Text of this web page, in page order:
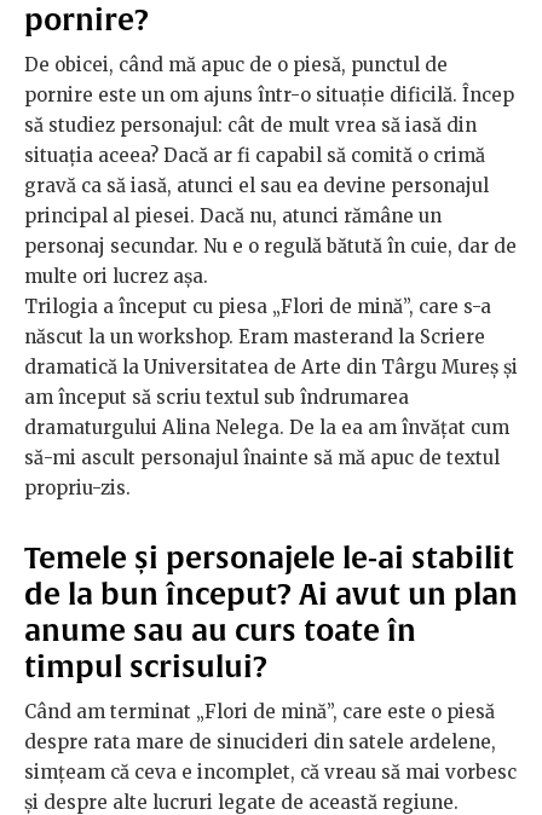
pornire?
De obicei, când mă apuc de o piesă, punctul de
pornire este un om ajuns într-o situație dificilă. Încep
să studiez personajul: cât de mult vrea să iasă din
situația aceea? Dacă ar fi capabil să comită o crimă
gravă ca să iasă, atunci el sau ea devine personajul
principal al piesei. Dacă nu, atunci rămâne un
personaj secundar. Nu e o regulă bătută în cuie, dar de
multe ori lucrez așa.
Trilogia a început cu piesa „Flori de mină”, care s-a
născut la un workshop. Eram masterand la Scriere
dramatică la Universitatea de Arte din Târgu Mureș și
am început să scriu textul sub îndrumarea
dramaturgului Alina Nelega. De la ea am învățat cum
să-mi ascult personajul înainte să mă apuc de textul
propriu-zis.
Temele și personajele le-ai stabilit
de la bun început? Ai avut un plan
anume sau au curs toate în
timpul scrisului?
Când am terminat „Flori de mină”, care este o piesă
despre rata mare de sinucideri din satele ardelene,
simțeam că ceva e incomplet, că vreau să mai vorbesc
și despre alte lucruri legate de această regiune.